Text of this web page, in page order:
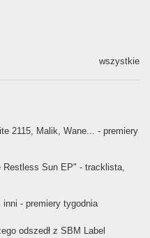
wszystkie
2115, Malik, Wane... - premiery
Restless Sun EP" - tracklista,
- premiery tygodnia
odszedł z SBM Label